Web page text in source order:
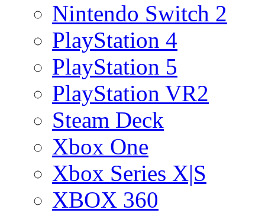
Nintendo Switch 2
PlayStation 4
PlayStation 5
PlayStation VR2
Steam Deck
Xbox One
Xbox Series X|S
XBOX 360